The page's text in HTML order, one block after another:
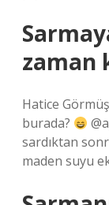
zaman
Hatice
burada?
sardıktan
maden suyu